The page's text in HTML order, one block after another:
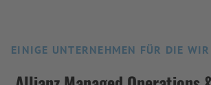
EINIGE UNTERNEHMEN FÜR DIE